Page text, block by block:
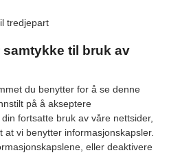
tredjepart
til bruk av
du benytter for å se denne
på å akseptere
fortsatte bruk av våre nettsider,
vi benytter informasjonskapsler.
eller deaktivere